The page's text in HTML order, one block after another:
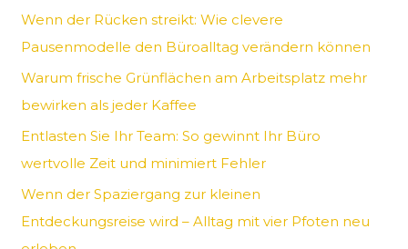
c
h
:
Wenn der Rücken streikt: Wie clevere
Pausenmodelle den Büroalltag verändern können
Warum frische Grünflächen am Arbeitsplatz mehr
bewirken als jeder Kaffee
Entlasten Sie Ihr Team: So gewinnt Ihr Büro
wertvolle Zeit und minimiert Fehler
Wenn der Spaziergang zur kleinen
Entdeckungsreise wird – Alltag mit vier Pfoten neu